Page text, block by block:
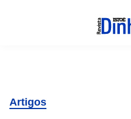
Artigos